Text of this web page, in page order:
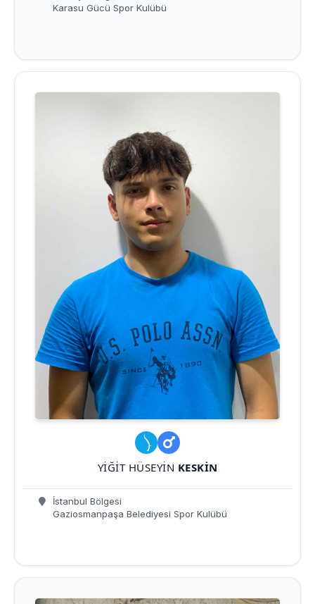
Karasu Gücü Spor Kulübü
YIĞIT HÜSEYIN KESKIN
İstanbul Bölgesi
Gaziosmanpaşa Belediyesi Spor Kulübü